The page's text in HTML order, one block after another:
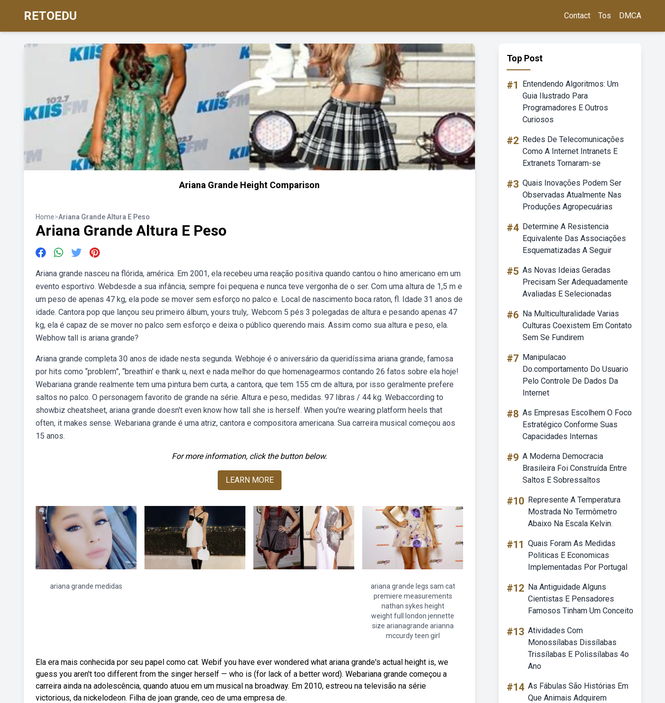
RETOEDU Contact Tos DMCA
Ariana Grande Height Comparison
Home>Ariana Grande Altura E Peso
Ariana Grande Altura E Peso
Ariana grande nasceu na flórida, américa. Em 2001, ela recebeu uma reação positiva quando cantou o hino americano em um
evento esportivo. Webdesde a sua infância, sempre foi pequena e nunca teve vergonha de o ser. Com uma altura de 1,5 m e
um peso de apenas 47 kg, ela pode se mover sem esforço no palco e. Local de nascimento boca raton, fl. Idade 31 anos de
idade. Cantora pop que lançou seu primeiro álbum, yours truly,. Webcom 5 pés 3 polegadas de altura e pesando apenas 47
kg, ela é capaz de se mover no palco sem esforço e deixa o público querendo mais. Assim como sua altura e peso, ela.
Webhow tall is ariana grande?
Ariana grande completa 30 anos de idade nesta segunda. Webhoje é o aniversário da queridíssima ariana grande, famosa
por hits como “problem”, “breathin' e thank u, next e nada melhor do que homenagearmos contando 26 fatos sobre ela hoje!
Webariana grande realmente tem uma pintura bem curta, a cantora, que tem 155 cm de altura, por isso geralmente prefere
saltos no palco. O personagem favorito de grande na série. Altura e peso, medidas. 97 libras / 44 kg. Webaccording to
showbiz cheatsheet, ariana grande doesn't even know how tall she is herself. When you're wearing platform heels that
often, it makes sense. Webariana grande é uma atriz, cantora e compositora americana. Sua carreira musical começou aos
15 anos.
For more information, click the button below.
LEARN MORE
ariana grande medidas
ariana grande legs sam cat
premiere measurements
nathan sykes height
weight full london jennette
size arianagrande arianna
mccurdy teen girl
Ela era mais conhecida por seu papel como cat. Webif you have ever wondered what ariana grande's actual height is, we
guess you aren't too different from the singer herself — who is (for lack of a better word). Webariana grande começou a
carreira ainda na adolescência, quando atuou em um musical na broadway. Em 2010, estreou na televisão na série
victorious, da nickelodeon. Filha de joan grande, ceo de uma empresa de.
Top Post
#1
Entendendo Algoritmos: Um
Guia Ilustrado Para
Programadores E Outros
Curiosos
#2 Redes De Telecomunicações
Como A Internet Intranets E
Extranets Tornaram-se
#3 Quais Inovações Podem Ser
Observadas Atualmente Nas
Produções Agropecuárias
#4 Determine A Resistencia
Equivalente Das Associações
Esquematizadas A Seguir
#5 As Novas Ideias Geradas
Precisam Ser Adequadamente
Avaliadas E Selecionadas
#6 Na Multiculturalidade Varias
Culturas Coexistem Em Contato
Sem Se Fundirem
#7 Manipulacao
Do.comportamento Do Usuario
Pelo Controle De Dados Da
Internet
#8 As Empresas Escolhem O Foco
Estratégico Conforme Suas
Capacidades Internas
#9 A Moderna Democracia
Brasileira Foi Construída Entre
Saltos E Sobressaltos
#10 Represente A Temperatura
Mostrada No Termômetro
Abaixo Na Escala Kelvin.
#11 Quais Foram As Medidas
Politicas E Economicas
Implementadas Por Portugal
#12 Na Antiguidade Alguns
Cientistas E Pensadores
Famosos Tinham Um Conceito
#13 Atividades Com
Monossílabas Dissílabas
Trissílabas E Polissílabas 4o
Ano
#14 As Fábulas São Histórias Em
Que Animais Adquirem